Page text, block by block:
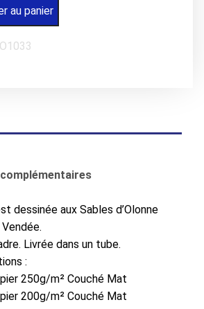
au panier
dessinée aux Sables d’Olonne
Livrée dans un tube.
:
250g/m² Couché Mat
200g/m² Couché Mat